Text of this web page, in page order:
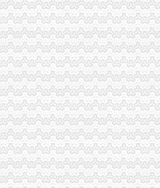
率革”渝中区公司注销工作
纪人架起农民致富金桥
责”重庆公司注册
功化解啤酒购销群体矛盾纠纷
动“三基一化”渝中区代办工商执照建设
检查工作
办公司工作提出四点希望
注册场创建工作
查组督查大足县灾后疫防控工作
商登记工商局长会议精
销工商局长会议精